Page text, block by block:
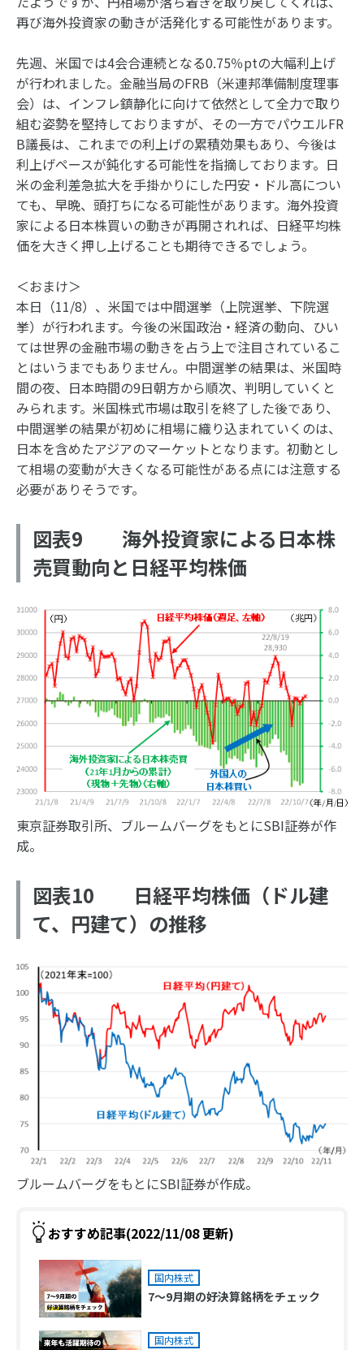
再び海外投資家の動きが活発化する可能性があります。
先週、米国では4会合連続となる0.75％ptの大幅利上げ
が行われました。金融当局のFRB（米連邦準備制度理事
会）は、インフレ鎮静化に向けて依然として全力で取り
組む姿勢を堅持しておりますが、その一方でパウエルFR
B議長は、これまでの利上げの累積効果もあり、今後は
利上げペースが鈍化する可能性を指摘しております。日
米の金利差急拡大を手掛かりにした円安・ドル高につい
ても、早晩、頭打ちになる可能性があります。海外投資
家による日本株買いの動きが再開されれば、日経平均株
価を大きく押し上げることも期待できるでしょう。
＜おまけ＞
本日（11/8）、米国では中間選挙（上院選挙、下院選
挙）が行われます。今後の米国政治・経済の動向、ひい
ては世界の金融市場の動きを占う上で注目されているこ
とはいうまでもありません。中間選挙の結果は、米国時
間の夜、日本時間の9日朝方から順次、判明していくと
みられます。米国株式市場は取引を終了した後であり、
中間選挙の結果が初めに相場に織り込まれていくのは、
日本を含めたアジアのマーケットとなります。初動とし
て相場の変動が大きくなる可能性がある点には注意する
必要がありそうです。
図表9 海外投資家による日本株
売買動向と日経平均株価
東京証券取引所、ブルームバーグをもとにSBI証券が作
成。
図表10 日経平均株価（ドル建
て、円建て）の推移
ブルームバーグをもとにSBI証券が作成。
おすすめ記事(2022/11/08 更新)
国内株式
7～9月期の好決算銘柄をチェック
国内株式